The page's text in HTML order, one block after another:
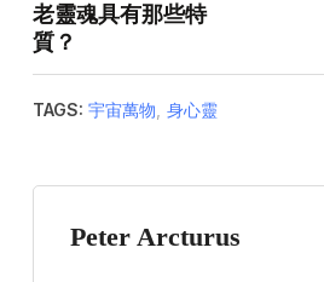
老靈魂具有那些特
質？
TAGS: 宇宙萬物 身心靈
Peter Arcturus